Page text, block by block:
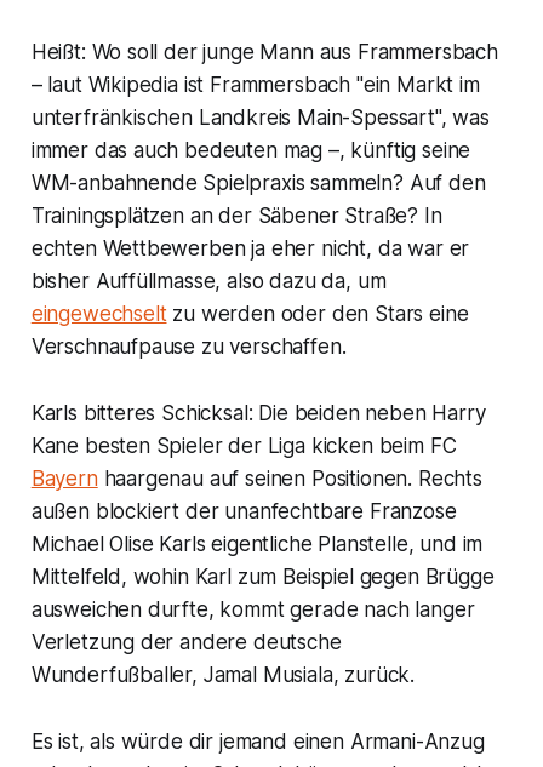
Heißt: Wo soll der junge Mann aus Frammersbach
– laut Wikipedia ist Frammersbach "ein Markt im
unterfränkischen Landkreis Main-Spessart", was
immer das auch bedeuten mag –, künftig seine
WM-anbahnende Spielpraxis sammeln? Auf den
Trainingsplätzen an der Säbener Straße? In
echten Wettbewerben ja eher nicht, da war er
bisher Auffüllmasse, also dazu da, um
eingewechseltzu werden oder den Stars eine
Verschnaufpause zu verschaffen.
Karls bitteres Schicksal: Die beiden neben Harry
Kane besten Spieler der Liga kicken beim FC
Bayernhaargenau auf seinen Positionen. Rechts
außen blockiert der unanfechtbare Franzose
Michael Olise Karls eigentliche Planstelle, und im
Mittelfeld, wohin Karl zum Beispiel gegen Brügge
ausweichen durfte, kommt gerade nach langer
Verletzung der andere deutsche
Wunderfußballer, Jamal Musiala, zurück.
Es ist, als würde dir jemand einen Armani-Anzug